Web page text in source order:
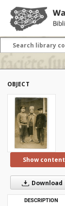
OBJECT
Show content
Download
DESCRIPTION